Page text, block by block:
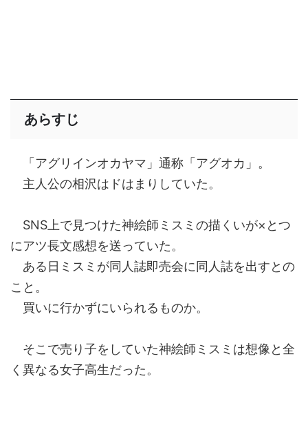
あらすじ
「アグリインオカヤマ」通称「アグオカ」。
主人公の相沢はドはまりしていた。
SNS上で見つけた神絵師ミスミの描くいが×とつ
にアツ長文感想を送っていた。
ある日ミスミが同人誌即売会に同人誌を出すとの
こと。
買いに行かずにいられるものか。
そこで売り子をしていた神絵師ミスミは想像と全
く異なる女子高生だった。